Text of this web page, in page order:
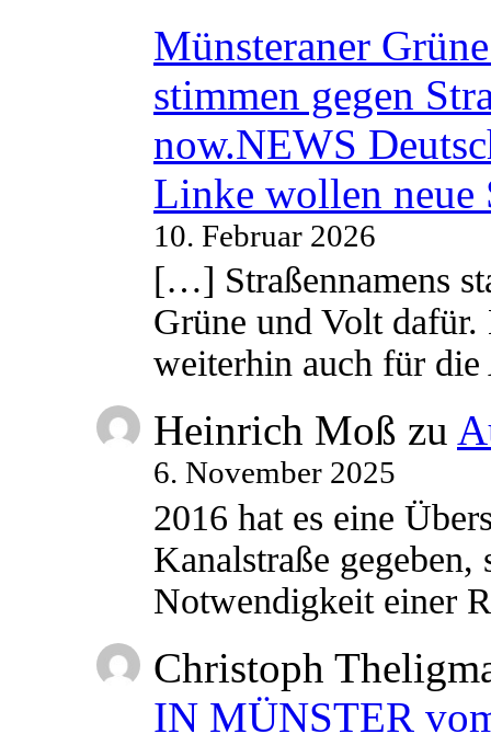
Münsteraner
stimmen gegen
now.NEWS
Linke wollen neue
10. Februar 2026
[…] Straßennamens
Grüne und Volt
weiterhin auch für
Heinrich Moß zu
6. November 2025
2016 hat es eine
Kanalstraße
Notwendigkeit einer
Christoph
IN MÜNSTER